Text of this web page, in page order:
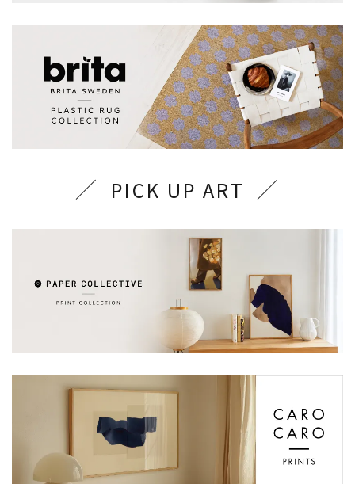
PICK UP ART